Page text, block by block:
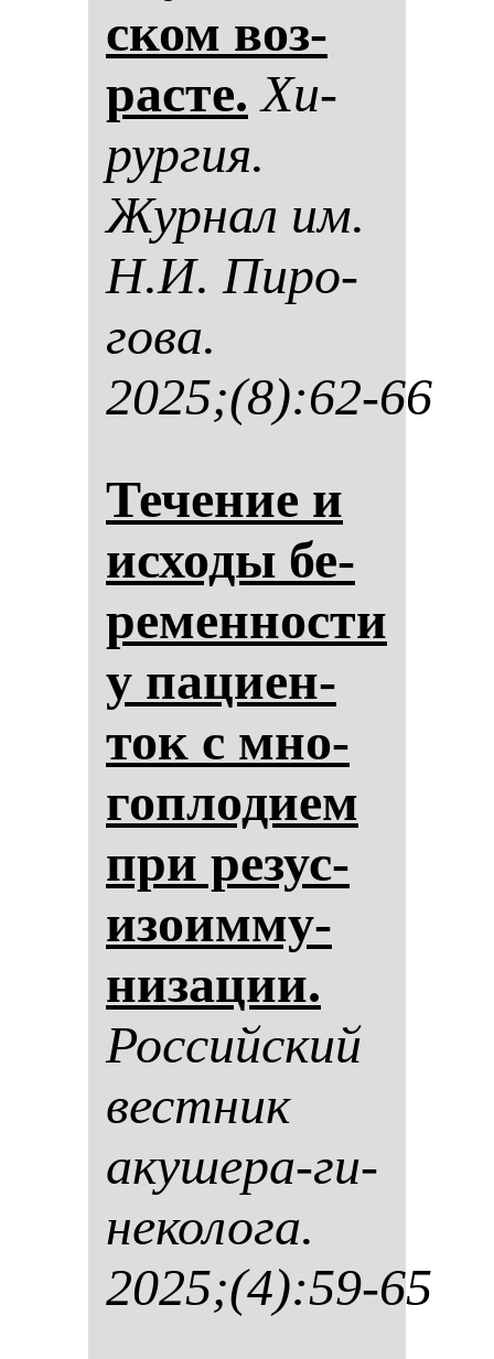
ском воз­
рас­те. Хи­
рур­гия.
Жур­нал им.
Н.И. Пи­ро­
го­ва.
2025;(8):62-66
Те­че­ние и
ис­хо­ды бе­
ре­мен­нос­ти
у па­ци­ен­
ток с мно­
гоп­ло­ди­ем
при ре­зус-
изо­им­му­
ни­за­ции.
Рос­сий­ский
вес­тник
аку­ше­ра-ги­
не­ко­ло­га.
2025;(4):59-65